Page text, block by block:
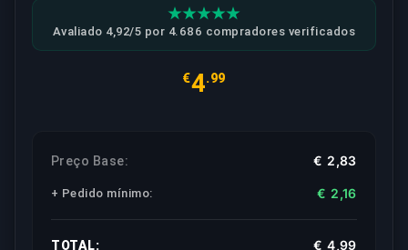
Avaliado 4,92/5 por 4.686 compradores verificados
€4.99
Preço Base: € 2,83
+ Pedido mínimo: € 2,16
TOTAL: € 4,99